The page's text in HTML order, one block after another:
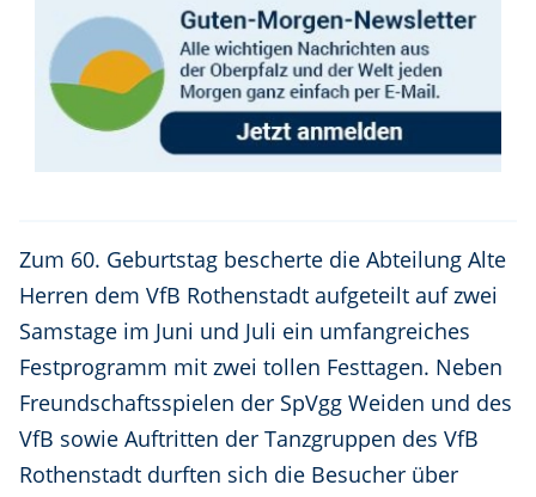
Zum 60. Geburtstag bescherte die Abteilung Alte
Herren dem VfB Rothenstadt aufgeteilt auf zwei
Samstage im Juni und Juli ein umfangreiches
Festprogramm mit zwei tollen Festtagen. Neben
Freundschaftsspielen der SpVgg Weiden und des
VfB sowie Auftritten der Tanzgruppen des VfB
Rothenstadt durften sich die Besucher über